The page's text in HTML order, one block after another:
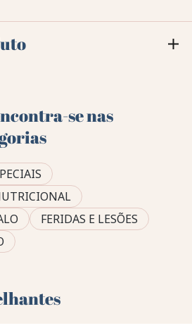
se nas
FERIDAS E LESÕES